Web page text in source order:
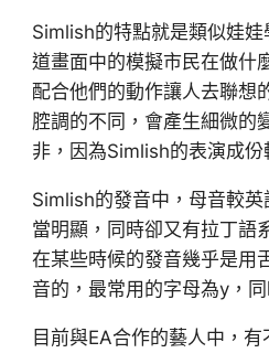
Simlish的特點就是類似娃
道畫面中的模擬市民在做什
配合他們的動作讓人去聯想
腔調的不同，會產生細微的
非，因為Simlish的表演成份
Simlish的發音中，母音較
當明顯，同時卻又有拉丁語
在某些時候的發音幾乎是用
音的，最常用的字母為y，
目前與EA合作的藝人中，